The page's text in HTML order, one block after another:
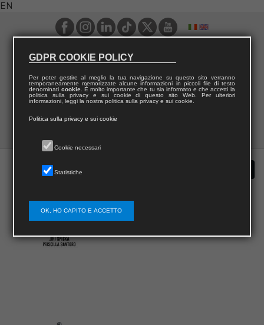
EN
GDPR COOKIE POLICY
Per poter gestire al meglio la tua navigazione su questo sito verranno
temporaneamente memorizzate alcune informazioni in piccoli file di testo
denominati cookie. È molto importante che tu sia informato e che accetti la
politica sulla privacy e sui cookie di questo sito Web. Per ulteriori
informazioni, leggi la nostra politica sulla privacy e sui cookie.
Politica sulla privacy e sui cookie
Cookie necessari
Statistiche
OK, HO CAPITO E ACCETTO